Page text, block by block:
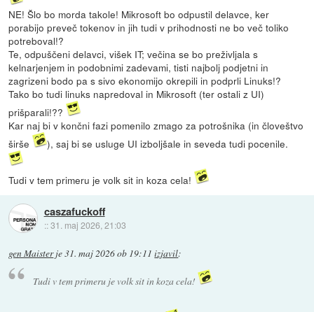
NE! Šlo bo morda takole! Mikrosoft bo odpustil delavce, ker
porabijo preveč tokenov in jih tudi v prihodnosti ne bo več toliko
potreboval!?
Te, odpuščeni delavci, višek IT; večina se bo preživljala s
kelnarjenjem in podobnimi zadevami, tisti najbolj podjetni in
zagrizeni bodo pa s sivo ekonomijo okrepili in podprli Linuks!?
Tako bo tudi linuks napredoval in Mikrosoft (ter ostali z UI)
prišparali!??
Kar naj bi v končni fazi pomenilo zmago za potrošnika (in človeštvo
širše
), saj bi se usluge UI izboljšale in seveda tudi pocenile.
Tudi v tem primeru je volk sit in koza cela!
caszafuckoff
::31. maj 2026, 21:03
gen Maisterje31. maj 2026 ob 19:11 izjavil:
Tudi v tem primeru je volk sit in koza cela!